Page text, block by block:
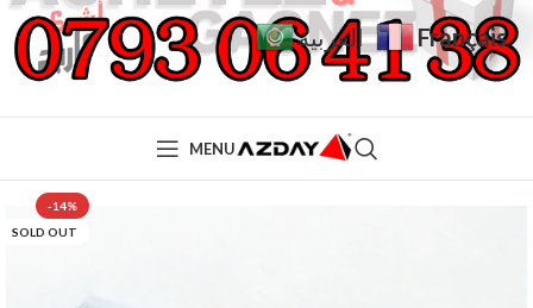
MENU
-14%
SOLD OUT
العربية Français